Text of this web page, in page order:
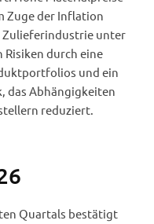
Zuge der Inflation
Zulieferindustrie unter
Risiken durch eine
und ein
das Abhängigkeiten
reduziert.
Quartals bestätigt